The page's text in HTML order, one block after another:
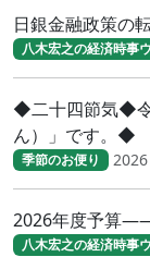
日銀金融政策の
八木宏之の経済時事
◆二十四節気◆令
ん）」です。◆
季節のお便り
2026年度予算
八木宏之の経済時事